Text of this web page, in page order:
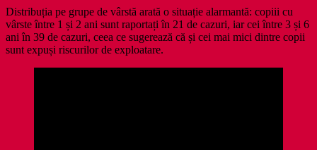
Distribuția pe grupe de vârstă arată o situație alarmantă: copiii cu
vârste între 1 și 2 ani sunt raportați în 21 de cazuri, iar cei între 3 și 6
ani în 39 de cazuri, ceea ce sugerează că și cei mai mici dintre copii
sunt expuși riscurilor de exploatare.